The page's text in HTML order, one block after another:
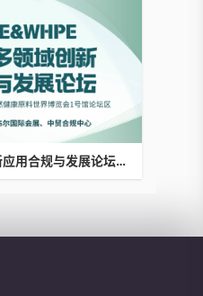
《植物原料多领域创新应用合规与发展论坛》